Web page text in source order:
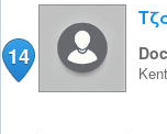
14